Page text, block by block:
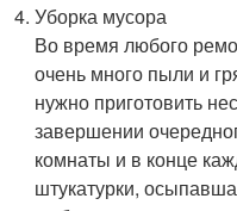
Уборка мусора
Во время любого
очень много пыли и
нужно приготовить
завершении
комнаты и в конце
штукатурки,